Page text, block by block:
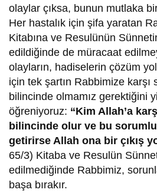
olaylar çıksa, bunun mutlaka bir
Her hastalık için şifa yaratan
Kitabına ve Resulünün
edildiğinde de müracaat
olayların, hadiselerin çözüm
için tek şartın Rabbimize karşı
bilincinde olmamız gerektiğini
öğreniyoruz: “Kim Allah’a
bilincinde olur ve bu
getirirse Allah ona bir çıkış
65/3) Kitaba ve Resulün
edilmediğinde Rabbimiz,
başa bırakır.